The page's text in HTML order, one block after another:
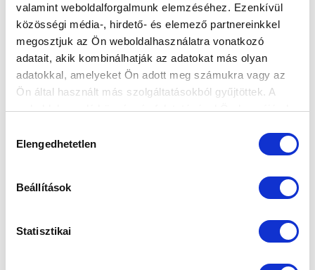
valamint weboldalforgalmunk elemzéséhez. Ezenkívül
közösségi média-, hirdető- és elemező partnereinkkel
megosztjuk az Ön weboldalhasználatra vonatkozó
adatait, akik kombinálhatják az adatokat más olyan
adatokkal, amelyeket Ön adott meg számukra vagy az
Ön által használt más szolgáltatásokból gyűjtöttek. A
weboldalon való böngészés folytatásával Ön hozzájárul a
kiválasztása
Elengedhetetlen
Beállítások
Statisztikai
NÉGY CSAPATUNK IS GYÖMRŐN ZÁRTA A
SZEZONT
2023-06-13 11:19:41
A nyári pihenő előtti utolsó megmérettetésen vettek
részt együtteseink.